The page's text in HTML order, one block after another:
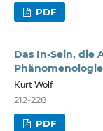
PDF
Das In-Sein, die
Kurt Wolf
212-228
PDF